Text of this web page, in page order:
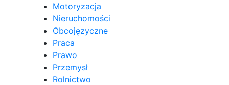
Motoryzacja
Nieruchomości
Obcojęzyczne
Praca
Prawo
Przemysł
Rolnictwo